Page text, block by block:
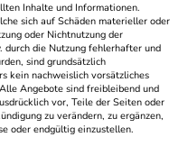
Inhalte und Informationen.
sich auf Schäden materieller oder
oder Nichtnutzung der
durch die Nutzung fehlerhafter und
sind grundsätzlich
kein nachweislich vorsätzliches
Angebote sind freibleibend und
vor, Teile der Seiten oder
zu verändern, zu ergänzen,
oder endgültig einzustellen.